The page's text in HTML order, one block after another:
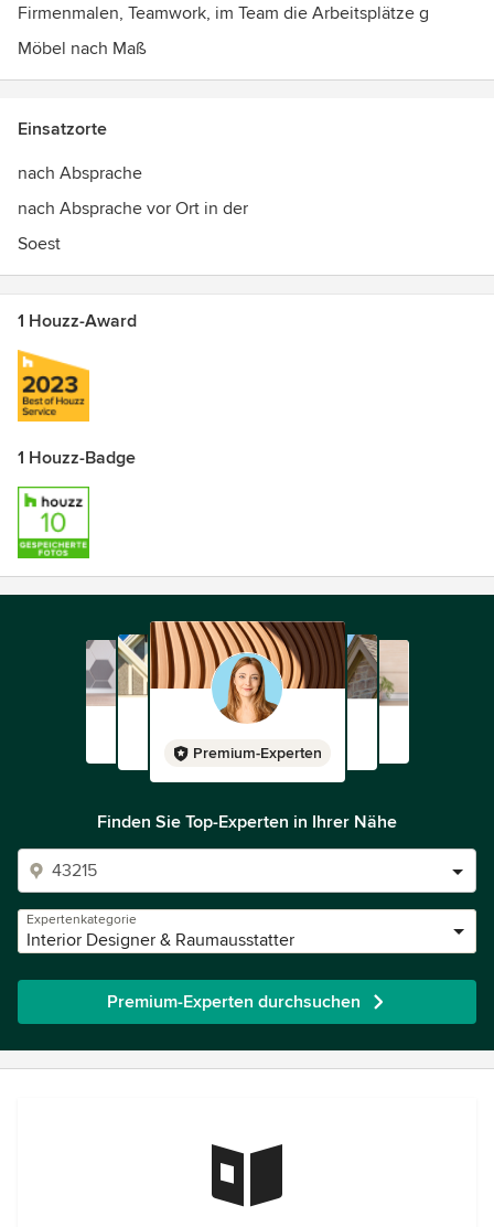
Firmenmalen, Teamwork, im Team die Arbeitsplätze g
Möbel nach Maß
Einsatzorte
nach Absprache
nach Absprache vor Ort in der
Soest
1 Houzz-Award
1 Houzz-Badge
Premium-Experten
Finden Sie Top-Experten in Ihrer Nähe
Expertenkategorie
Interior Designer & Raumausstatter
Premium-Experten durchsuchen